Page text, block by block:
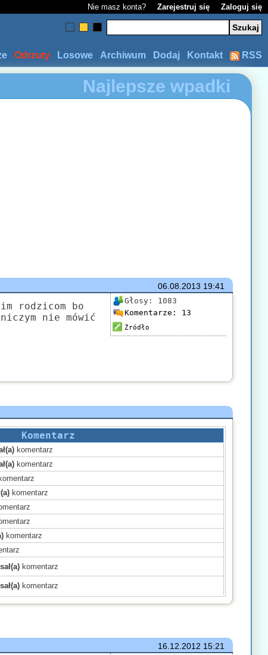
Nie masz konta? Zarejestruj się Zaloguj się
RSS
Kontakt
Dodaj
Archiwum
Losowe
Odrzuty
Najlepsze wpadki
06.08.2013 19:41
Głosy: 1083
Komentarze: 13
Źródło
rodzicom bo
nie mówić
Komentarz
komentarz
komentarz
komentarz
komentarz
komentarz
komentarz
komentarz
komentarz
16.12.2012 15:21